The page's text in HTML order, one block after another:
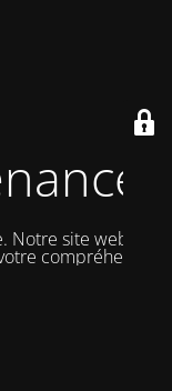
Notre site web est
compréhension.